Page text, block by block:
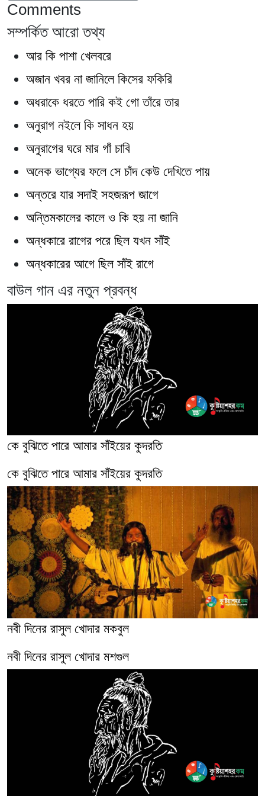
Comments
সম্পর্কিত আরো তথ্য
আর কি পাশা খেলবরে
অজান খবর না জানিলে কিসের ফকিরি
অধরাকে ধরতে পারি কই গো তাঁরে তার
অনুরাগ নইলে কি সাধন হয়
অনুরাগের ঘরে মার গাঁ চাবি
অনেক ভাগ্যের ফলে সে চাঁদ কেউ দেখিতে পায়
অন্তরে যার সদাই সহজরূপ জাগে
অন্তিমকালের কালে ও কি হয় না জানি
অন্ধকারে রাগের পরে ছিল যখন সাঁই
অন্ধকারের আগে ছিল সাঁই রাগে
বাউল গান এর নতুন প্রবন্ধ
কে বুঝিতে পারে আমার সাঁইয়ের কুদরতি
কে বুঝিতে পারে আমার সাঁইয়ের কুদরতি
নবী দিনের রাসুল খোদার মকবুল
নবী দিনের রাসুল খোদার মশগুল